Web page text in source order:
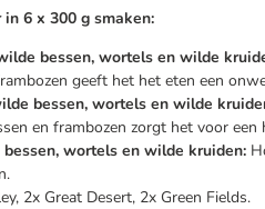
6 x 300 g smaken:
bessen, wortels en wilde
geeft het het eten een
bessen, wortels en wilde
en frambozen zorgt het voor een
wortels en wilde kruiden:
2x Great Desert, 2x Green Fields.